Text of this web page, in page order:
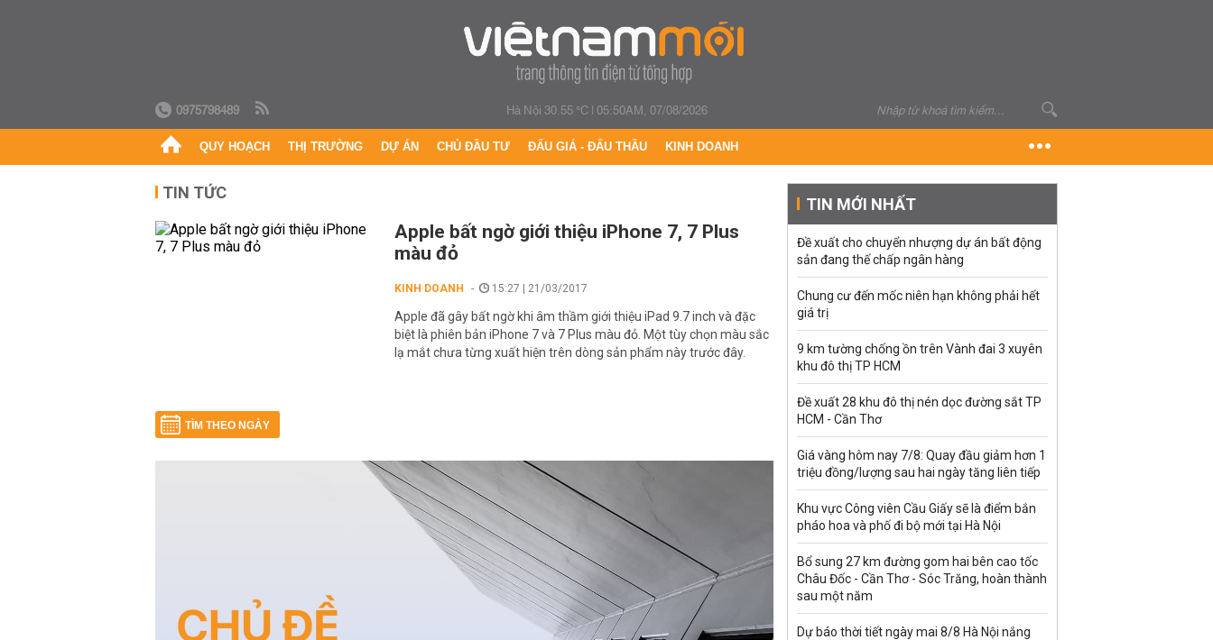
0975798489 Hà Nội 30.55 °C|05:50AM, 07/08/2026
QUY HOẠCH THỊ TRƯỜNG DỰ ÁN CHỦ ĐẦU TƯ ĐẤU GIÁ - ĐẤU THẦU KINH DOANH
TIN TỨC
Apple bất ngờ giới thiệu iPhone 7, 7 Plus
màu đỏ
KINH DOANH 15:27 | 21/03/2017
Apple đã gây bất ngờ khi âm thầm giới thiệu iPad 9.7 inch và đặc
biệt là phiên bản iPhone 7 và 7 Plus màu đỏ. Một tùy chọn màu sắc
lạ mắt chưa từng xuất hiện trên dòng sản phẩm này trước đây.
TÌM THEO NGÀY
TIN MỚI NHẤT
Đề xuất cho chuyển nhượng dự án bất động
sản đang thế chấp ngân hàng
Chung cư đến mốc niên hạn không phải hết
giá trị
9 km tường chống ồn trên Vành đai 3 xuyên
khu đô thị TP HCM
Đề xuất 28 khu đô thị nén dọc đường sắt TP
HCM - Cần Thơ
Giá vàng hôm nay 7/8: Quay đầu giảm hơn 1
triệu đồng/lượng sau hai ngày tăng liên tiếp
Khu vực Công viên Cầu Giấy sẽ là điểm bắn
pháo hoa và phố đi bộ mới tại Hà Nội
Bổ sung 27 km đường gom hai bên cao tốc
Châu Đốc - Cần Thơ - Sóc Trăng, hoàn thành
sau một năm
Dự báo thời tiết ngày mai 8/8 Hà Nội nắng